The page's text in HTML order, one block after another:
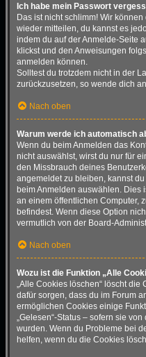
Ich habe mein Passwort
Das ist nicht schlimm! Wir
wieder mitteilen, du kannst es
indem du auf der Anmelde-Seite
klickst und den Anweisungen
anmelden können.
Solltest du trotzdem nicht in der
zurückzusetzen, so wende dich
Nach oben
Warum werde ich automatisch
Wenn du beim Anmelden das
nicht auswählst, wirst du nur für
den Missbrauch deines
angemeldet zu bleiben, kannst
beim Anmelden auswählen. Dies
an einem öffentlichen Computer,
befindest. Wenn diese Option
vermutlich von der Board-
Nach oben
Wozu ist die Funktion „Alle
„Alle Cookies löschen“ löscht
dafür sorgen, dass du im Forum
ermöglichen Cookies einige
„Gelesen“-Status – sofern sie
wurden. Wenn du Probleme bei
helfen, wenn du die Cookies